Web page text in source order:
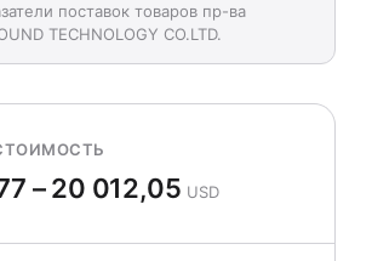
поставок товаров пр-ва
TECHNOLOGY CO.LTD.
– 20 012,05 USD